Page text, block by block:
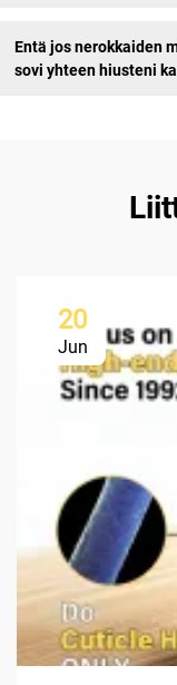
Entä jos nerokkaiden
sovi yhteen hiusteni
20
Jun